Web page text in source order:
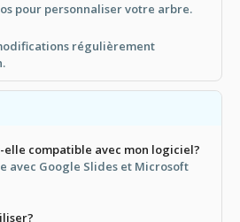
pour personnaliser votre arbre.
régulièrement
elle compatible avec mon logiciel?
avec Google Slides et Microsoft